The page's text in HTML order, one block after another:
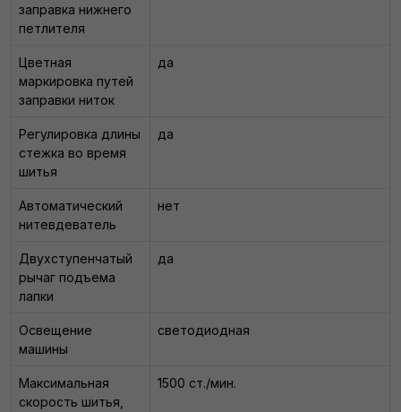
заправка нижнего
петлителя
Цветная
маркировка путей
заправки ниток
да
Регулировка длины
стежка во время
шитья
да
Автоматический
нитевдеватель
нет
Двухступенчатый
рычаг подъема
лапки
да
Освещение
машины
светодиодная
Максимальная
скорость шитья,
1500 ст./мин.